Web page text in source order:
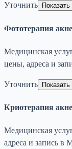
Уточнить
Фототерапия
Медицинская
цены, адреса и
Уточнить
Криотерапия акне
Медицинская
адреса и запись в